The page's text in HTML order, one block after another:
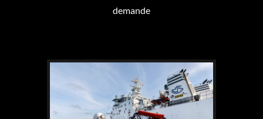
demande